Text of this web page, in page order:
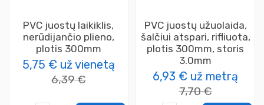
PVC juostų laikiklis,
nerūdijančio plieno,
plotis 300mm
5,75 € už vienetą
6,39 €
PVC juostų užuolaida,
šalčiui atspari, rifliuota,
plotis 300mm, storis
3.0mm
6,93 € už metrą
7,70 €